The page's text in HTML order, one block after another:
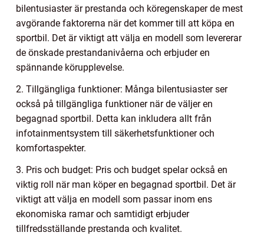
bilentusiaster är prestanda och köregenskaper de mest
avgörande faktorerna när det kommer till att köpa en
sportbil. Det är viktigt att välja en modell som levererar
de önskade prestandanivåerna och erbjuder en
spännande körupplevelse.
2. Tillgängliga funktioner: Många bilentusiaster ser
också på tillgängliga funktioner när de väljer en
begagnad sportbil. Detta kan inkludera allt från
infotainmentsystem till säkerhetsfunktioner och
komfortaspekter.
3. Pris och budget: Pris och budget spelar också en
viktig roll när man köper en begagnad sportbil. Det är
viktigt att välja en modell som passar inom ens
ekonomiska ramar och samtidigt erbjuder
tillfredsställande prestanda och kvalitet.